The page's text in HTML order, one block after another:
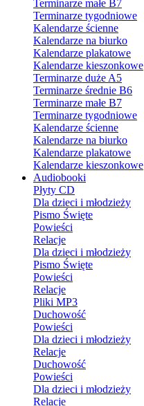
Terminarze małe B7
Terminarze tygodniowe
Kalendarze ścienne
Kalendarze na biurko
Kalendarze plakatowe
Kalendarze kieszonkowe
Terminarze duże A5
Terminarze średnie B6
Terminarze małe B7
Terminarze tygodniowe
Kalendarze ścienne
Kalendarze na biurko
Kalendarze plakatowe
Kalendarze kieszonkowe
Audiobooki
Płyty CD
Dla dzieci i młodzieży
Pismo Święte
Powieści
Relacje
Dla dzieci i młodzieży
Pismo Święte
Powieści
Relacje
Pliki MP3
Duchowość
Powieści
Dla dzieci i młodzieży
Relacje
Duchowość
Powieści
Dla dzieci i młodzieży
Relacje